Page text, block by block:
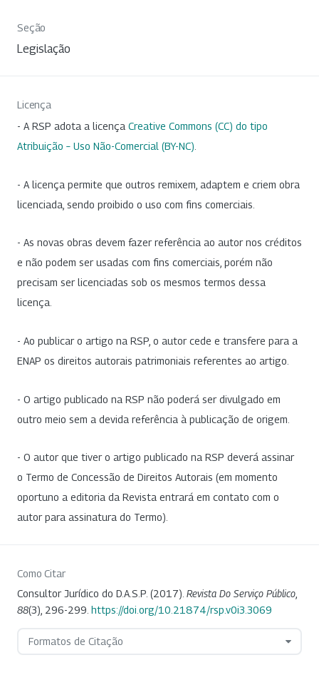
Seção
Legislação
Licença
- A RSP adota a licença Creative Commons (CC) do tipo
Atribuição – Uso Não-Comercial (BY-NC)
- A licença permite que outros remixem, adaptem e criem obra
licenciada, sendo proibido o uso com fins comerciais.
- As novas obras devem fazer referência ao autor nos créditos
e não podem ser usadas com fins comerciais, porém não
precisam ser licenciadas sob os mesmos termos dessa
licença.
- Ao publicar o artigo na RSP, o autor cede e transfere para a
ENAP os direitos autorais patrimoniais referentes ao artigo.
- O artigo publicado na RSP não poderá ser divulgado em
outro meio sem a devida referência à publicação de origem.
- O autor que tiver o artigo publicado na RSP deverá assinar
o Termo de Concessão de Direitos Autorais (em momento
oportuno a editoria da Revista entrará em contato com o
autor para assinatura do Termo).
Como Citar
Consultor Jurídico do D.A.S.P. (2017). Revista Do Serviço Público
88(3), 296-299. https://doi.org/10.21874/rsp.v0i3.3069
Formatos de Citação